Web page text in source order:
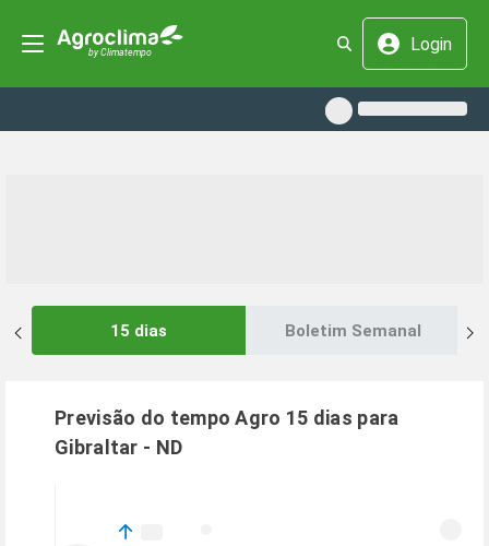
Login
15 dias Boletim Semanal
Previsão do tempo Agro 15 dias para
Gibraltar - ND